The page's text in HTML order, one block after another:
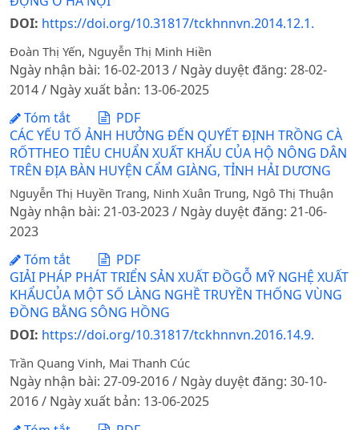
DOI: https://doi.org/10.31817/tckhnnvn.2014.12.1.
Đoàn Thị Yến, Nguyễn Thị Minh Hiền
Ngày nhận bài: 16-02-2013 / Ngày duyệt đăng: 28-02-
2014 / Ngày xuất bản: 13-06-2025
Tóm tắt
PDF
CÁC YẾU TỐ ẢNH HƯỞNG ĐẾN QUYẾT ĐỊNH TRỒNG CÀ
RỐTTHEO TIÊU CHUẨN XUẤT KHẨU CỦA HỘ NÔNG DÂN
TRÊN ĐỊA BÀN HUYỆN CẨM GIÀNG, TỈNH HẢI DƯƠNG
Nguyễn Thị Huyền Trang, Ninh Xuân Trung, Ngô Thị Thuận
Ngày nhận bài: 21-03-2023 / Ngày duyệt đăng: 21-06-
2023
Tóm tắt
PDF
GIẢI PHÁP PHÁT TRIỂN SẢN XUẤT ĐỒGỖ MỸ NGHỆ XUẤT
KHẨUCỦA MỘT SỐ LÀNG NGHỀ TRUYỀN THỐNG VÙNG
ĐỒNG BẰNG SÔNG HỒNG
DOI: https://doi.org/10.31817/tckhnnvn.2016.14.9.
Trần Quang Vinh, Mai Thanh Cúc
Ngày nhận bài: 27-09-2016 / Ngày duyệt đăng: 30-10-
2016 / Ngày xuất bản: 13-06-2025